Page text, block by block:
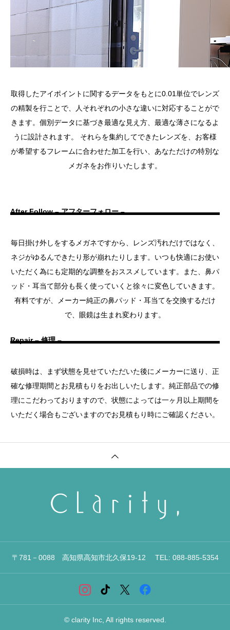
取得したアイポイントに関するデータをもとに0.01単位でレンズ
の精製を行ことで、人それぞれの小さな違いに対応することがで
きます。個別データに基づき最適な見え方、最適な薄さになるよ
うに設計されます。 それらを集約してできたレンズを、お客様
が希望するフレームに合わせた加工を行い、あなただけの特別な
メガネをお作りいたします。
After Follow – アフターフォロー –
毎日掛け外しをするメガネですから、レンズ汚れだけではなく、
ネジがゆるんできたり形が崩れたりします。いつも快適にお使い
いただく為にも定期的な調整をおススメしています。また、鼻パ
ッド・耳当て部分も長く使っていくと徐々に変色していきます。
有料ですが、メーカー純正の鼻パッド・耳当てを交換するだけ
で、眼鏡は生まれ変わります。
Repair – 修理 –
破損時は、まず状態を見せていただいた後にメーカーに送り、正
確な修理期間とお見積もりをお出しいたします。純正部品での修
理にこだわっておりますので、状態によっては一ヶ月以上期間を
いただく場合もございますのでお見積もり時にご確認ください。
〒781－0088 高知県高知市北久保19-12 TEL: 088-885-5354
© clarity Inc, All rights reserved.